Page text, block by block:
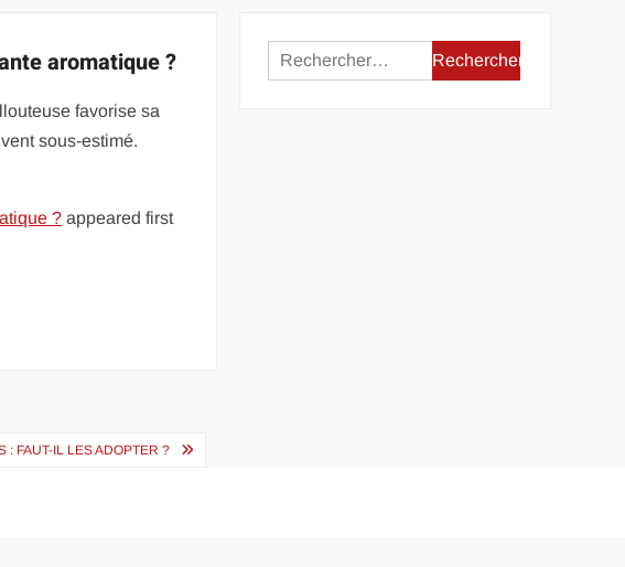
aromatique ?
favorise sa
sous-estimé.
? appeared first
: FAUT-IL LES ADOPTER ?
Rechercher :